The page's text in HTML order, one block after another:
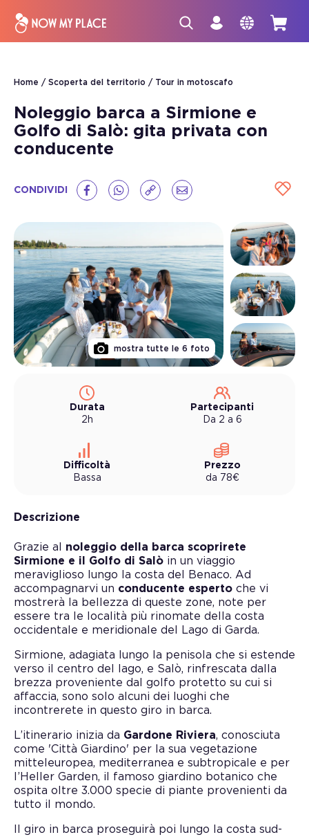
Home Scoperta del territorio Tour in motoscafo
Noleggio barca a Sirmione e
Golfo di Salò: gita privata con
conducente
CONDIVIDI
mostra tutte le 6 foto
Durata
2h
Partecipanti
Da 2 a 6
Difficoltà
Bassa
Prezzo
da 78€
Descrizione
Grazie al noleggio della barca scoprirete
Sirmione e il Golfo di Salò in un viaggio
meraviglioso lungo la costa del Benaco. Ad
accompagnarvi un conducente esperto che vi
mostrerà la bellezza di queste zone, note per
essere tra le località più rinomate della costa
occidentale e meridionale del Lago di Garda.
Sirmione, adagiata lungo la penisola che si estende
verso il centro del lago, e Salò, rinfrescata dalla
brezza proveniente dal golfo protetto su cui si
affaccia, sono solo alcuni dei luoghi che
incontrerete in questo giro in barca.
L’itinerario inizia da Gardone Riviera, conosciuta
come 'Città Giardino' per la sua vegetazione
mitteleuropea, mediterranea e subtropicale e per
l’Heller Garden, il famoso giardino botanico che
ospita oltre 3.000 specie di piante provenienti da
tutto il mondo.
Il giro in barca proseguirà poi lungo la costa sud-